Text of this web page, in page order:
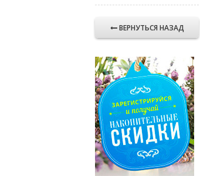
ВЕРНУТЬСЯ НАЗАД